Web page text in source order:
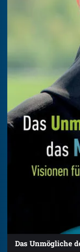
Das Unmögliche